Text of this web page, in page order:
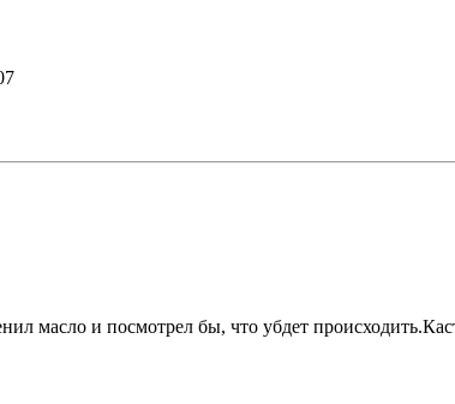
масло и посмотрел бы, что убдет